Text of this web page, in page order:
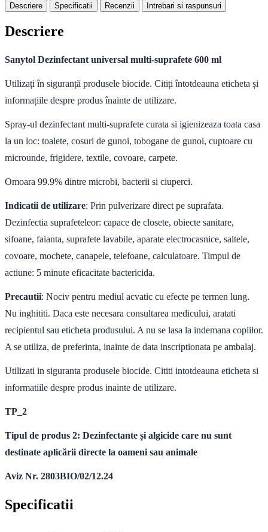
Descriere Specificatii Recenzii Intrebari si raspunsuri
Descriere
Sanytol Dezinfectant universal multi-suprafete 600 ml
Utilizați în siguranță produsele biocide. Citiți întotdeauna eticheta și
informațiile despre produs înainte de utilizare.
Spray-ul dezinfectant multi-suprafete curata si igienizeaza toata casa
la un loc: toalete, cosuri de gunoi, tobogane de gunoi, cuptoare cu
microunde, frigidere, textile, covoare, carpete.
Omoara 99.9% dintre microbi, bacterii si ciuperci.
Indicatii de utilizare: Prin pulverizare direct pe suprafata.
Dezinfectia suprafeteleor: capace de closete, obiecte sanitare,
sifoane, faianta, suprafete lavabile, aparate electrocasnice, saltele,
covoare, mochete, canapele, telefoane, calculatoare. Timpul de
actiune: 5 minute eficacitate bactericida.
Precautii: Nociv pentru mediul acvatic cu efecte pe termen lung.
Nu inghititi. Daca este necesara consultarea medicului, aratati
recipientul sau eticheta produsului. A nu se lasa la indemana copiilor.
A se utiliza, de preferinta, inainte de data inscriptionata pe ambalaj.
Utilizati in siguranta produsele biocide. Cititi intotdeauna eticheta si
informatiile despre produs inainte de utilizare.
TP_2
Tipul de produs 2: Dezinfectante și algicide care nu sunt
destinate aplicării directe la oameni sau animale
Aviz Nr. 2803BIO/02/12.24
Specificatii